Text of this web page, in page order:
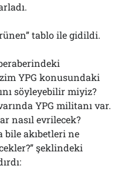
tablo ile gidildi.
YPG konusundaki
söyleyebilir miyiz?
YPG militanı var.
nasıl evrilecek?
bile akıbetleri ne
şeklindeki